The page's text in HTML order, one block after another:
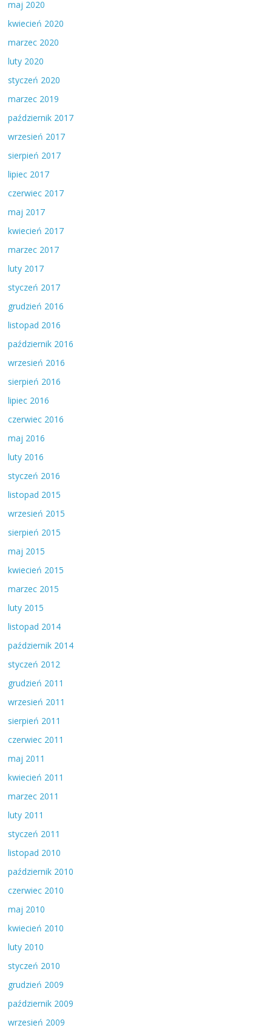
maj 2020
kwiecień 2020
marzec 2020
luty 2020
styczeń 2020
marzec 2019
październik 2017
wrzesień 2017
sierpień 2017
lipiec 2017
czerwiec 2017
maj 2017
kwiecień 2017
marzec 2017
luty 2017
styczeń 2017
grudzień 2016
listopad 2016
październik 2016
wrzesień 2016
sierpień 2016
lipiec 2016
czerwiec 2016
maj 2016
luty 2016
styczeń 2016
listopad 2015
wrzesień 2015
sierpień 2015
maj 2015
kwiecień 2015
marzec 2015
luty 2015
listopad 2014
październik 2014
styczeń 2012
grudzień 2011
wrzesień 2011
sierpień 2011
czerwiec 2011
maj 2011
kwiecień 2011
marzec 2011
luty 2011
styczeń 2011
listopad 2010
październik 2010
czerwiec 2010
maj 2010
kwiecień 2010
luty 2010
styczeń 2010
grudzień 2009
październik 2009
wrzesień 2009